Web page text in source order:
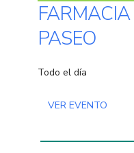
PASEO
Todo el día
VER EVENTO